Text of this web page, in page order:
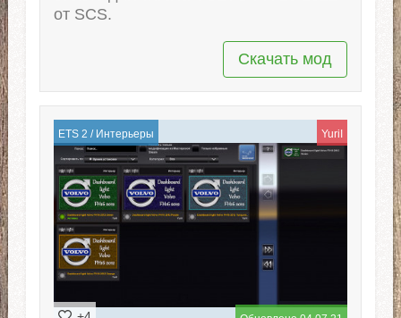
от SCS.
Скачать мод
ETS 2 / Интерьеры YuriI